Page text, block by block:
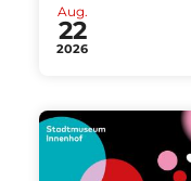
Aug.
22
2026